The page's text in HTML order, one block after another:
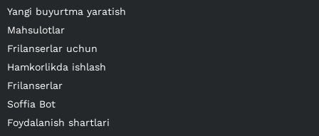
Yangi buyurtma yaratish
Mahsulotlar
Frilanserlar uchun
Hamkorlikda ishlash
Frilanserlar
Soffia Bot
Foydalanish shartlari